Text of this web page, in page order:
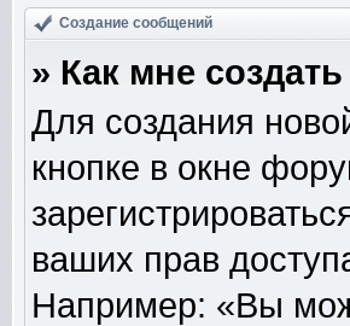
Создание сообщений
» Как мне
Для создания
кнопке в окне
ваших прав
Например: «Вы